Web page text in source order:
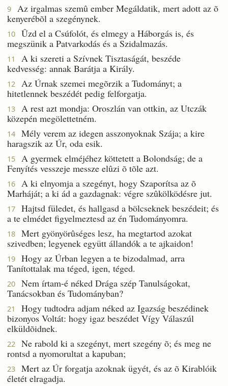
9
Az irgalmas szemû ember Megáldatik, mert adott az õ
kenyerébõl a szegénynek.
10
Ûzd el a Csúfolót, és elmegy a Háborgás is, és
megszünik a Patvarkodás és a Szidalmazás.
11
A ki szereti a Szívnek Tisztaságát, beszéde
kedvesség: annak Barátja a Király.
12
Az Úrnak szemei megõrzik a Tudományt; a
hitetlennek beszédét pedig felforgatja.
13
A rest azt mondja: Oroszlán van ottkin, az Utczák
közepén megölettetném.
14
Mély verem az idegen asszonyoknak Szája; a kire
haragszik az Úr, oda esik.
15
A gyermek elméjéhez köttetett a Bolondság; de a
Fenyítés vesszeje messze elûzi õ tõle azt.
16
A ki elnyomja a szegényt, hogy Szaporítsa az õ
Marháját; a ki ád a gazdagnak: végre szûkölködésre jut.
17
Hajtsd füledet, és hallgasd a bölcseknek beszédeit; és
a te elmédet figyelmeztesd az én Tudományomra.
18
Mert gyönyörûséges lesz, ha megtartod azokat
szivedben; legyenek együtt állandók a te ajkaidon!
19
Hogy az Úrban legyen a te bizodalmad, arra
Tanítottalak ma téged, igen, téged.
20
Nem írtam-é néked Drága szép Tanulságokat,
Tanácsokban és Tudományban?
21
Hogy tudtodra adjam néked az Igazság beszédinek
bizonyos Voltát: hogy igaz beszédet Vígy Válaszúl
elküldõidnek.
22
Ne rabold ki a szegényt, mert szegény õ; és meg ne
rontsd a nyomorultat a kapuban;
23
Mert az Úr forgatja azoknak ügyét, és az õ Kirablóik
életét elragadja.